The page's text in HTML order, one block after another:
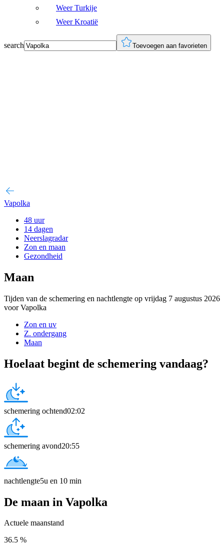
Weer Turkije
Weer Kroatië
search Toevoegen aan favorieten
Vapolka
48 uur
14 dagen
Neerslagradar
Zon en maan
Gezondheid
Maan
Tijden van de schemering en nachtlengte op vrijdag 7 augustus 2026
voor Vapolka
Zon en uv
Z. ondergang
Maan
Hoelaat begint de schemering vandaag?
schemering ochtend02:02
schemering avond20:55
nachtlengte5u en 10 min
De maan in Vapolka
Actuele maanstand
36.5 %